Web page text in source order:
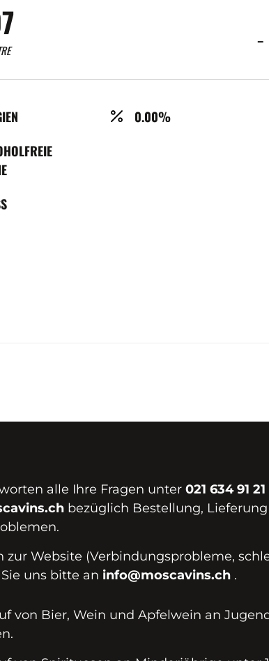
-
ALCOOL
0.00%
alle Ihre Fragen unter 021 634 91 21
bezüglich Bestellung,
zur Website (Verbindungsprobleme,
uns bitte an info@moscavins.ch .
von Bier, Wein und Apfelwein an